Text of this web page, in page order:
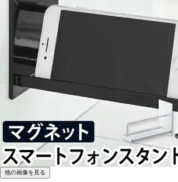
他の画像を見る